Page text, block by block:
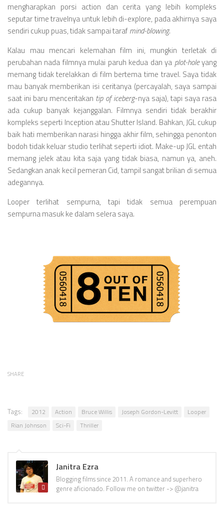
mengharapkan porsi action dan cerita yang lebih kompleks
seputar time travelnya untuk lebih di-explore, pada akhirnya saya
sendiri cukup puas, tidak sampai tarafmind-blowing.
Kalau mau mencari kelemahan film ini, mungkin terletak di
perubahan nada filmnya mulai paruh kedua dan ya plot-holeyang
memang tidak terelakkan di film bertema time travel. Saya tidak
mau banyak memberikan isi ceritanya (percayalah, saya sampai
saat ini baru menceritakan tip of iceberg-nya saja), tapi saya rasa
ada cukup banyak kejanggalan. Filmnya sendiri tidak berakhir
kompleks seperti Inception atau Shutter Island. Bahkan, JGL cukup
baik hati memberikan narasi hingga akhir film, sehingga penonton
bodoh tidak keluar studio terlihat seperti idiot. Make-up JGL entah
memang jelek atau kita saja yang tidak biasa, namun ya, aneh.
Sedangkan anak kecil pemeran Cid, tampil sangat brilian di semua
adegannya.
Looper terlihat sempurna, tapi tidak semua perempuan
sempurna masuk ke dalam selera saya.
SHARE
Tags: 2012 Action Bruce Willis Joseph Gordon-Levitt
Looper
Rian Johnson
Sci-Fi Thriller
Janitra Ezra
Blogging films since 2011. A romance and superhero
genre aficionado. Follow me on twitter -> @janitra